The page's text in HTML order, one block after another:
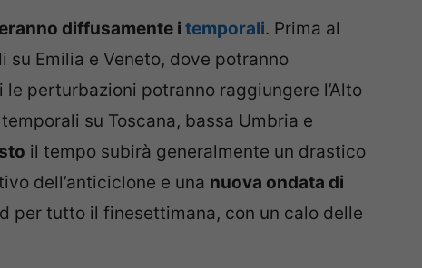
diffusamente i temporali. Prima al
su Emilia e Veneto, dove potranno
perturbazioni potranno raggiungere l’Alto
su Toscana, bassa Umbria e
il tempo subirà generalmente un drastico
dell’anticiclone e una nuova ondata di
per tutto il finesettimana, con un calo delle